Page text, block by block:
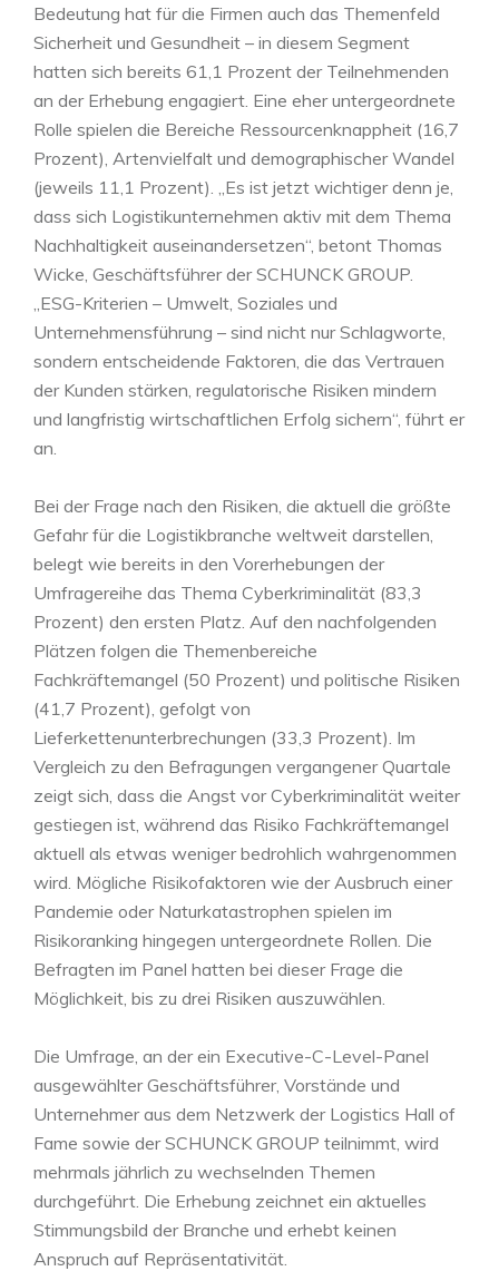
Bedeutung hat für die Firmen auch das Themenfeld
Sicherheit und Gesundheit – in diesem Segment
hatten sich bereits 61,1 Prozent der Teilnehmenden
an der Erhebung engagiert. Eine eher untergeordnete
Rolle spielen die Bereiche Ressourcenknappheit (16,7
Prozent), Artenvielfalt und demographischer Wandel
(jeweils 11,1 Prozent). „Es ist jetzt wichtiger denn je,
dass sich Logistikunternehmen aktiv mit dem Thema
Nachhaltigkeit auseinandersetzen“, betont Thomas
Wicke, Geschäftsführer der SCHUNCK GROUP.
„ESG-Kriterien – Umwelt, Soziales und
Unternehmensführung – sind nicht nur Schlagworte,
sondern entscheidende Faktoren, die das Vertrauen
der Kunden stärken, regulatorische Risiken mindern
und langfristig wirtschaftlichen Erfolg sichern“, führt er
an.
Bei der Frage nach den Risiken, die aktuell die größte
Gefahr für die Logistikbranche weltweit darstellen,
belegt wie bereits in den Vorerhebungen der
Umfragereihe das Thema Cyberkriminalität (83,3
Prozent) den ersten Platz. Auf den nachfolgenden
Plätzen folgen die Themenbereiche
Fachkräftemangel (50 Prozent) und politische Risiken
(41,7 Prozent), gefolgt von
Lieferkettenunterbrechungen (33,3 Prozent). Im
Vergleich zu den Befragungen vergangener Quartale
zeigt sich, dass die Angst vor Cyberkriminalität weiter
gestiegen ist, während das Risiko Fachkräftemangel
aktuell als etwas weniger bedrohlich wahrgenommen
wird. Mögliche Risikofaktoren wie der Ausbruch einer
Pandemie oder Naturkatastrophen spielen im
Risikoranking hingegen untergeordnete Rollen. Die
Befragten im Panel hatten bei dieser Frage die
Möglichkeit, bis zu drei Risiken auszuwählen.
Die Umfrage, an der ein Executive-C-Level-Panel
ausgewählter Geschäftsführer, Vorstände und
Unternehmer aus dem Netzwerk der Logistics Hall of
Fame sowie der SCHUNCK GROUP teilnimmt, wird
mehrmals jährlich zu wechselnden Themen
durchgeführt. Die Erhebung zeichnet ein aktuelles
Stimmungsbild der Branche und erhebt keinen
Anspruch auf Repräsentativität.